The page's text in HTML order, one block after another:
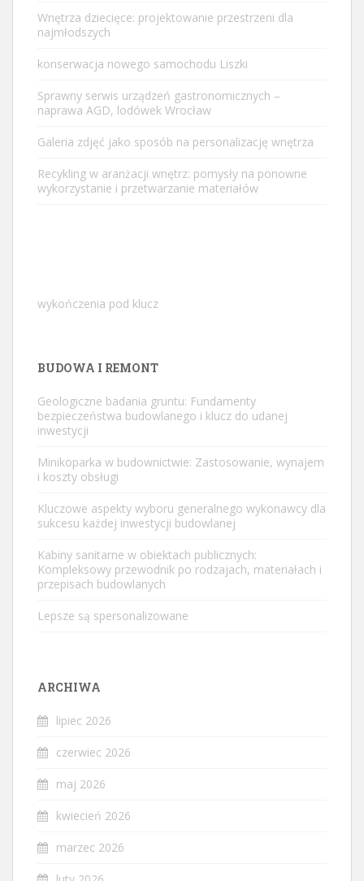
Wnętrza dziecięce: projektowanie przestrzeni dla
najmłodszych
konserwacja nowego samochodu Liszki
Sprawny serwis urządzeń gastronomicznych –
naprawa AGD, lodówek Wrocław
Galeria zdjęć jako sposób na personalizację wnętrza
Recykling w aranżacji wnętrz: pomysły na ponowne
wykorzystanie i przetwarzanie materiałów
wykończenia pod klucz
BUDOWA I REMONT
Geologiczne badania gruntu: Fundamenty
bezpieczeństwa budowlanego i klucz do udanej
inwestycji
Minikoparka w budownictwie: Zastosowanie, wynajem
i koszty obsługi
Kluczowe aspekty wyboru generalnego wykonawcy dla
sukcesu każdej inwestycji budowlanej
Kabiny sanitarne w obiektach publicznych:
Kompleksowy przewodnik po rodzajach, materiałach i
przepisach budowlanych
Lepsze są spersonalizowane
ARCHIWA
lipiec 2026
czerwiec 2026
maj 2026
kwiecień 2026
marzec 2026